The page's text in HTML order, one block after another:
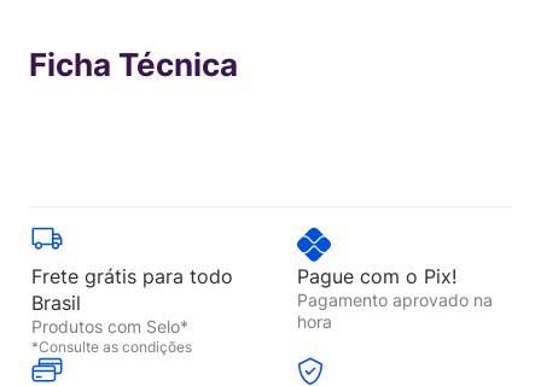
Ficha Técnica
Frete grátis para todo
Brasil
Produtos com Selo*
*Consulte as condições
Pague com o Pix!
Pagamento aprovado na
hora